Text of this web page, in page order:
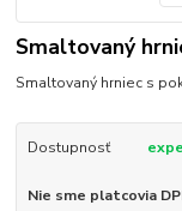
Smaltovaný
Smaltovaný hrniec s
Dostupnosť
Nie sme platcovia